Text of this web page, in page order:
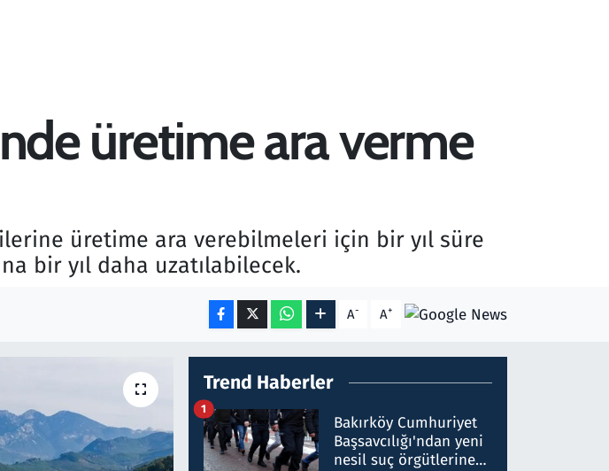
üretime ara verme
üretime ara verebilmeleri için bir yıl süre
bir yıl daha uzatılabilecek.
A- A+
Trend Haberler
Bakırköy Cumhuriyet
Başsavcılığı'ndan yeni
nesil suç örgütlerine
1